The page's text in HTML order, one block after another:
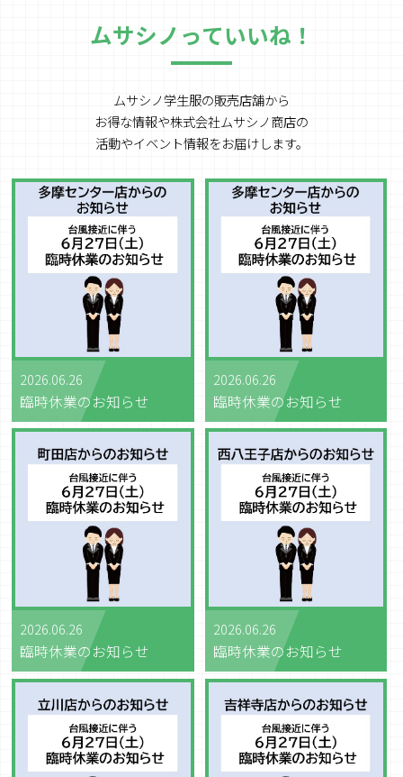
ムサシノっていいね！
ムサシノ学生服の販売店舗から
お得な情報や株式会社ムサシノ商店の
活動やイベント情報をお届けします。
2026.06.26
臨時休業のお知らせ
2026.06.26
臨時休業のお知らせ
2026.06.26
臨時休業のお知らせ
2026.06.26
臨時休業のお知らせ